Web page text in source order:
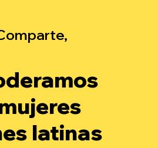
latinas